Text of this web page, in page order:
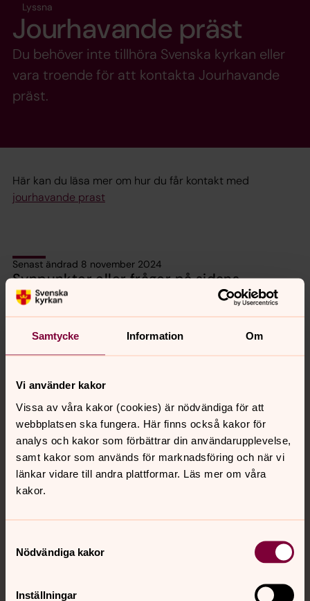
Samtycke Information Om
Vi använder kakor
Vissa av våra kakor (cookies) är nödvändiga för att
webbplatsen ska fungera. Här finns också kakor för
analys och kakor som förbättrar din användarupplevelse,
samt kakor som används för marknadsföring och när vi
länkar vidare till andra plattformar. Läs mer om våra
kakor.
Nödvändiga kakor
Inställningar
Lyssna
Jourhavande präst
Du behöver inte tillhöra Svenska kyrkan eller
vara troende för att kontakta Jourhavande
präst.
Här kan du läsa mer om hur du får kontakt med
jourhavande prast
Senast ändrad 8 november 2024
Synpunkter eller frågor på sidans
innehåll?
varnamo.forsamling@svenskakyrkan.se
Dela
Tillbaka till toppen
Tillbaka till innehållet
Kontakt
Hitta snabbt